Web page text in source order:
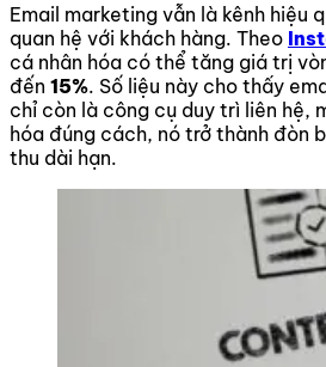
Email marketing vẫn là kênh hiệu
quan hệ với khách hàng. Theo
cá nhân hóa có thể tăng giá trị
đến 15%. Số liệu này cho thấy
chỉ còn là công cụ duy trì liên hệ,
hóa đúng cách, nó trở thành đòn
thu dài hạn.